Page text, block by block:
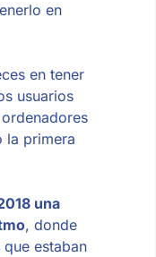
en
en tener
usuarios
la primera
una
, donde
estaban